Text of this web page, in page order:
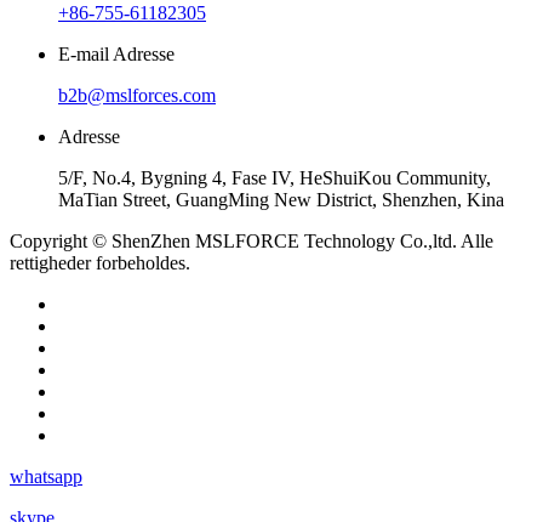
+86-755-61182305
E-mail Adresse
b2b@mslforces.com
Adresse
5/F, No.4, Bygning 4, Fase IV, HeShuiKou Community,
MaTian Street, GuangMing New District, Shenzhen, Kina
Copyright © ShenZhen MSLFORCE Technology Co.,ltd. Alle
rettigheder forbeholdes.
whatsapp
skype